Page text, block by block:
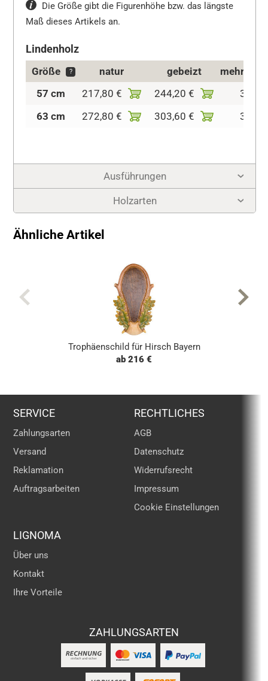
Die Größe gibt die Figurenhöhe bzw. das längste
Maß dieses Artikels an.
Lindenholz
Größe ? natur gebeizt
57 cm
217,80 € 244,20 €
63 cm
272,80 € 303,60 €
Ausführungen
Holzarten
Ähnliche Artikel
Trophäenschild für Hirsch Bayern
ab 216 €
SERVICE
Zahlungsarten
Versand
Reklamation
Auftragsarbeiten
RECHTLICHES
AGB
Datenschutz
Widerrufsrecht
Impressum
Cookie Einstellungen
LIGNOMA
Über uns
Kontakt
Ihre Vorteile
ZAHLUNGSARTEN